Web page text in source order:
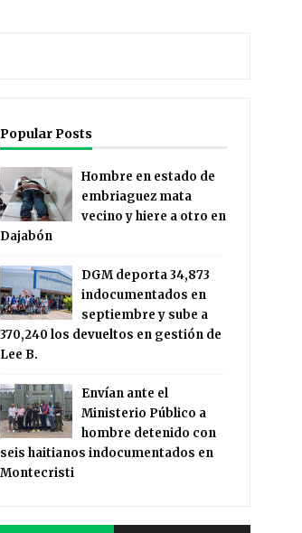
Popular Posts
Hombre en estado de
embriaguez mata
vecino y hiere a otro en
Dajabón
DGM deporta 34,873
indocumentados en
septiembre y sube a
370,240 los devueltos en gestión de
Lee B.
Envían ante el
Ministerio Público a
hombre detenido con
seis haitianos indocumentados en
Montecristi